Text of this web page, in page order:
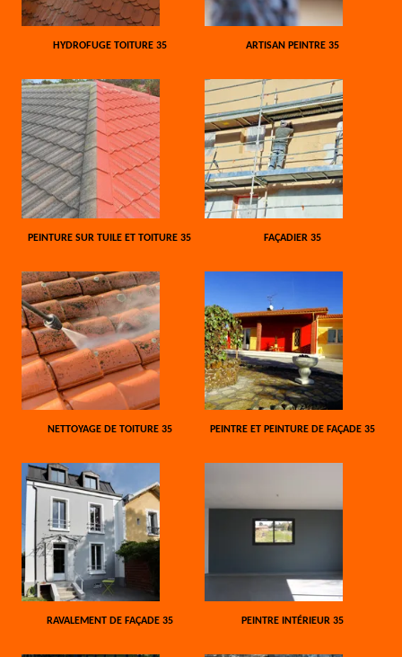
HYDROFUGE TOITURE 35 ARTISAN PEINTRE 35
PEINTURE SUR TUILE ET TOITURE 35 FAÇADIER 35
NETTOYAGE DE TOITURE 35 PEINTRE ET PEINTURE DE FAÇADE 35
RAVALEMENT DE FAÇADE 35 PEINTRE INTÉRIEUR 35